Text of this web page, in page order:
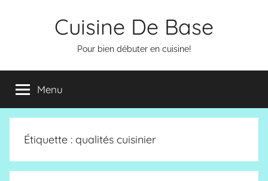
Cuisine De Base
Pour bien débuter en cuisine!
Menu
Étiquette : qualités cuisinier